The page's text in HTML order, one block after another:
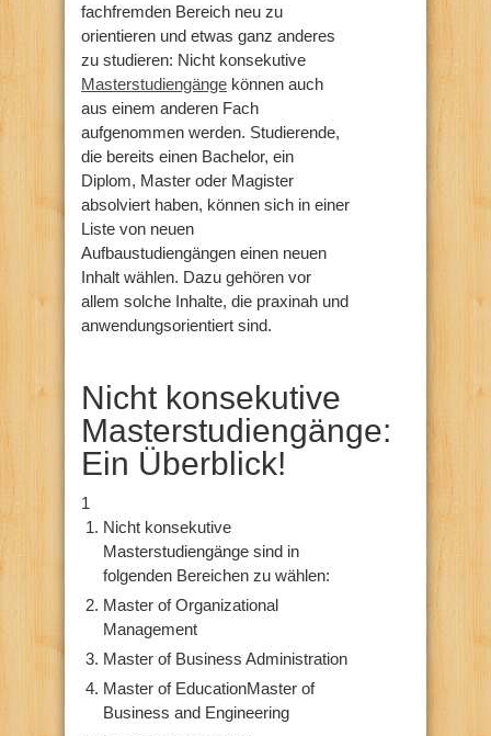
fachfremden Bereich neu zu
orientieren und etwas ganz anderes
zu studieren: Nicht konsekutive
Masterstudiengänge können auch
aus einem anderen Fach
aufgenommen werden. Studierende,
die bereits einen Bachelor, ein
Diplom, Master oder Magister
absolviert haben, können sich in einer
Liste von neuen
Aufbaustudiengängen einen neuen
Inhalt wählen. Dazu gehören vor
allem solche Inhalte, die praxinah und
anwendungsorientiert sind.
Nicht konsekutive
Masterstudiengänge:
Ein Überblick!
1
Nicht konsekutive
Masterstudiengänge sind in
folgenden Bereichen zu wählen:
Master of Organizational
Management
Master of Business Administration
Master of EducationMaster of
Business and Engineering